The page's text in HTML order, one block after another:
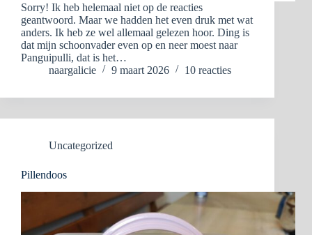
Sorry! Ik heb helemaal niet op de reacties
geantwoord. Maar we hadden het even druk met wat
anders. Ik heb ze wel allemaal gelezen hoor. Ding is
dat mijn schoonvader even op en neer moest naar
Panguipulli, dat is het…
naargalicie
9 maart 2026 10 reacties
Uncategorized
Pillendoos